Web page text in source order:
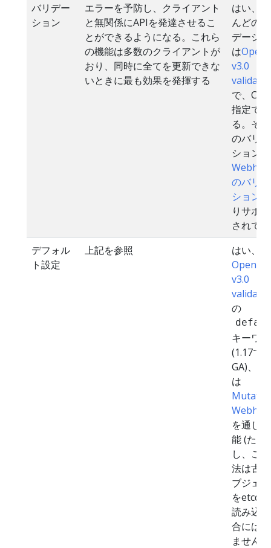
バリデー
ション
エラーを予防し、クライアント
と無関係にAPIを発達させるこ
とができるようになる。これら
の機能は多数のクライアントが
おり、同時に全てを更新できな
いときに最も効果を発揮する
はい、
んどの
デーシ
は
v3.0
で、
指定でき
る。そ
のバリ
ションは
のバリ
ション
りサポ
されて
デフォル
ト設定
上記を参照
はい、
OpenAPI
v3.0
の
キーワ
(1.17で
GA)、ま
は
を通じ
能 (ただ
し、こ
法は古
ブジェ
をetcd
読み込
合には
ません)